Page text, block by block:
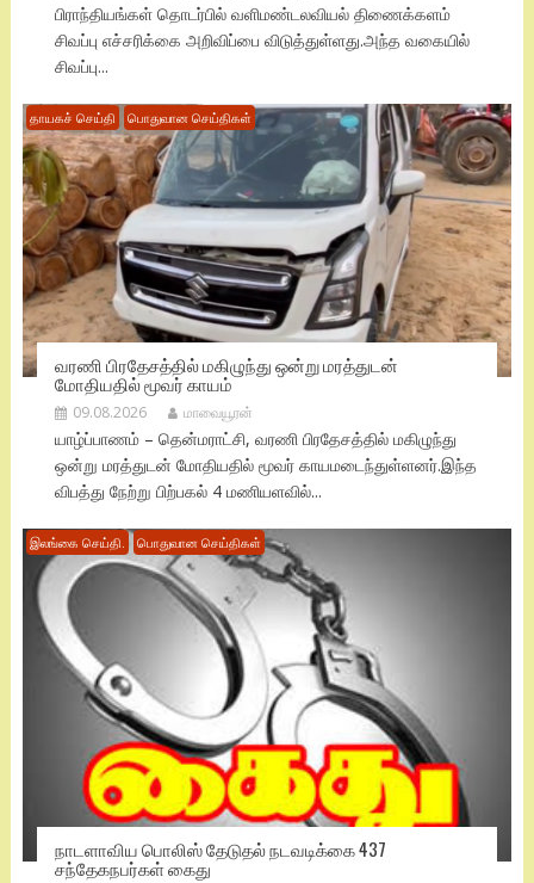
பிராந்தியங்கள் தொடர்பில் வளிமண்டலவியல் திணைக்களம்
சிவப்பு எச்சரிக்கை அறிவிப்பை விடுத்துள்ளது.​அந்த வகையில்
சிவப்பு...
தாயகச் செய்தி பொதுவான செய்திகள்
வரணி பிரதேசத்தில் மகிழுந்து ஒன்று மரத்துடன்
மோதியதில் மூவர் காயம்
09.08.2026 மாவையூரன்
யாழ்ப்பாணம் – தென்மராட்சி, வரணி பிரதேசத்தில் மகிழுந்து
ஒன்று மரத்துடன் மோதியதில் மூவர் காயமடைந்துள்ளனர்.இந்த
விபத்து நேற்று பிற்பகல் 4 மணியளவில்...
இலங்கை செய்தி. பொதுவான செய்திகள்
நாடளாவிய பொலிஸ் தேடுதல் நடவடிக்கை 437
சந்தேகநபர்கள் கைது